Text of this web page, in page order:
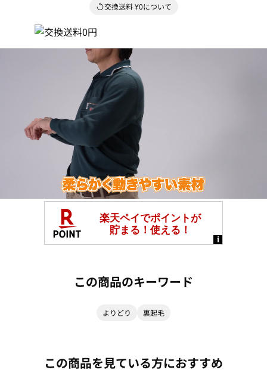
交換送料 ¥0について
この商品のキーワード
よりどり 裏起毛
この商品を見ている方におすすめ